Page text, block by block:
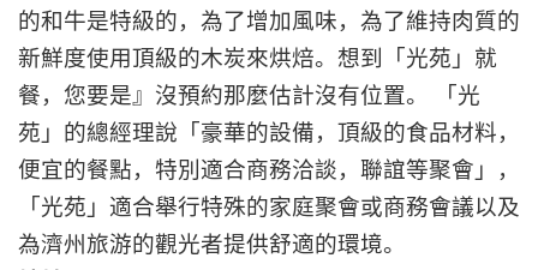
的和牛是特級的，為了增加風味，為了維持肉質的
新鮮度使用頂級的木炭來烘焙。想到「光苑」就
餐，您要是』沒預約那麼估計沒有位置。 「光
苑」的總經理說「豪華的設備，頂級的食品材料，
便宜的餐點，特別適合商務洽談，聯誼等聚會」，
「光苑」適合舉行特殊的家庭聚會或商務會議以及
為濟州旅游的觀光者提供舒適的環境。